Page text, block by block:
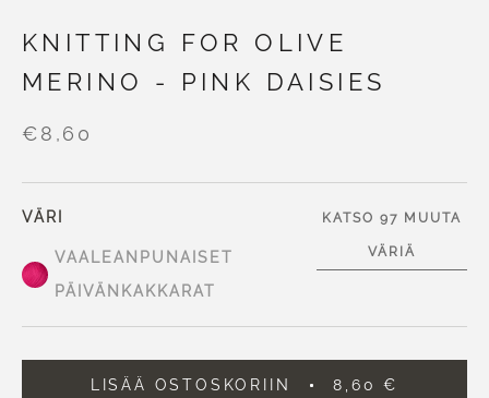
KNITTING FOR OLIVE
MERINO - PINK DAISIES
€8,60
VÄRI
VAALEANPUNAISET
PÄIVÄNKAKKARAT
KATSO 97 MUUTA
VÄRIÄ
LISÄÄ OSTOSKORIIN 8,60 €